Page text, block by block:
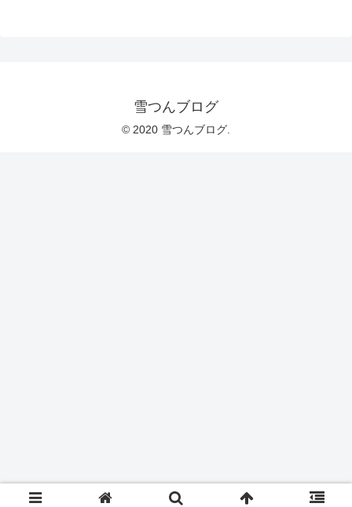
雪つんブログ
© 2020 雪つんブログ.